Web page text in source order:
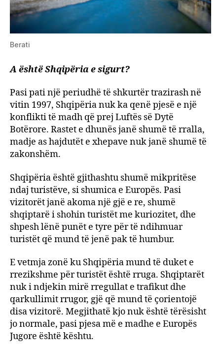
Berati
A është Shqipëria e sigurt?
Pasi pati një periudhë të shkurtër trazirash në
vitin 1997, Shqipëria nuk ka qenë pjesë e një
konflikti të madh që prej Luftës së Dytë
Botërore. Rastet e dhunës janë shumë të rralla,
madje as hajdutët e xhepave nuk janë shumë të
zakonshëm.
Shqipëria është gjithashtu shumë mikpritëse
ndaj turistëve, si shumica e Europës. Pasi
vizitorët janë akoma një gjë e re, shumë
shqiptarë i shohin turistët me kuriozitet, dhe
shpesh lënë punët e tyre për të ndihmuar
turistët që mund të jenë pak të humbur.
E vetmja zonë ku Shqipëria mund të duket e
rrezikshme për turistët është rruga. Shqiptarët
nuk i ndjekin mirë rregullat e trafikut dhe
qarkullimit rrugor, gjë që mund të çorientojë
disa vizitorë. Megjithatë kjo nuk është tërësisht
jo normale, pasi pjesa më e madhe e Europës
Jugore është kështu.